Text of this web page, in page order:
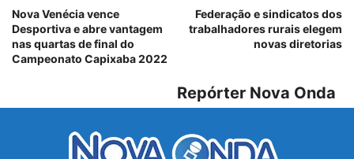
Nova Venécia vence
Desportiva e abre vantagem
nas quartas de final do
Campeonato Capixaba 2022
Federação e sindicatos dos
trabalhadores rurais elegem
novas diretorias
Repórter Nova Onda